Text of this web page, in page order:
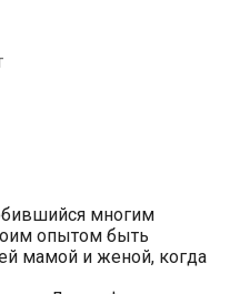
многим
опытом быть
мамой и женой, когда